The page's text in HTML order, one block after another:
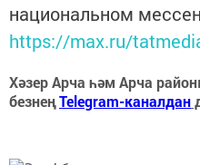
национальном
https://max.ru/
Хәзер Арча һәм Арча
безнеңTelegram-каналдан